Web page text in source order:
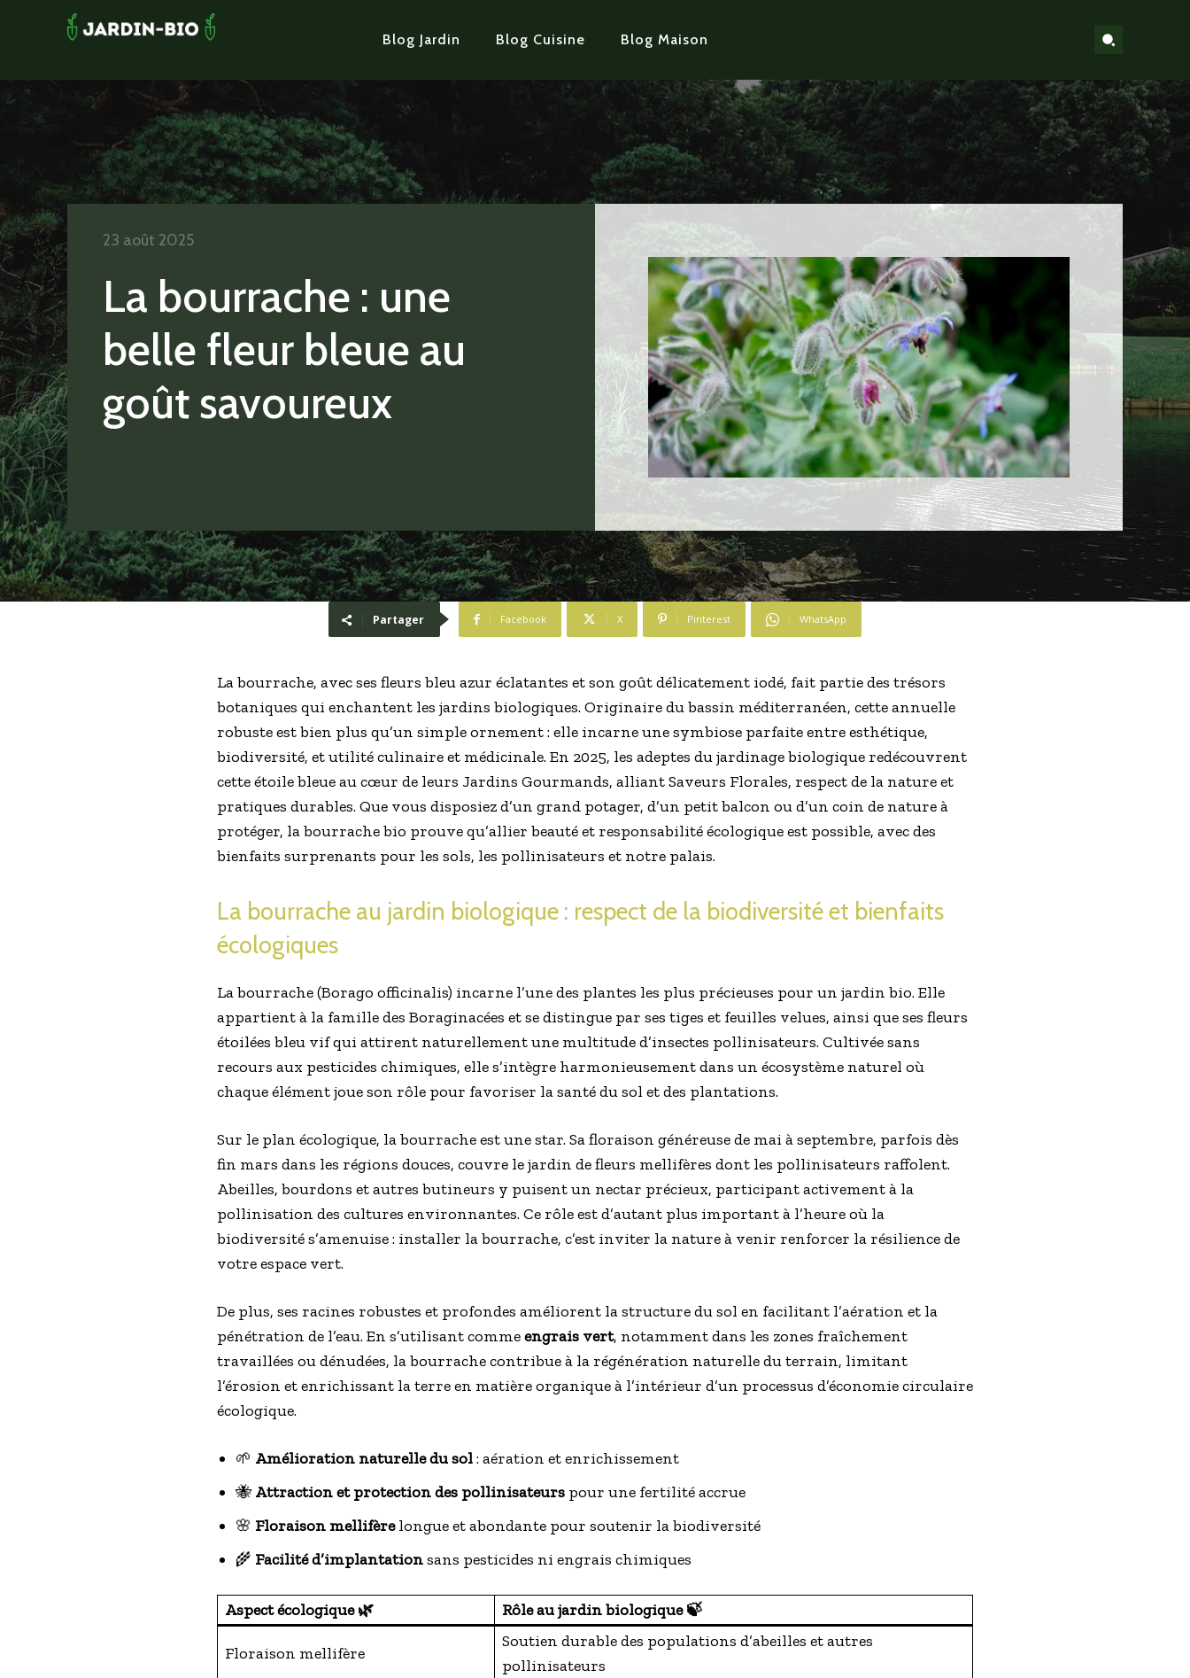
Blog Jardin Blog Cuisine Blog Maison
La bourrache : une
belle fleur bleue au
goût savoureux
23 août 2025
Partager Facebook X Pinterest WhatsApp
La bourrache, avec ses fleurs bleu azur éclatantes et son goût délicatement iodé, fait partie des trésors
botaniques qui enchantent les jardins biologiques. Originaire du bassin méditerranéen, cette annuelle
robuste est bien plus qu’un simple ornement : elle incarne une symbiose parfaite entre esthétique,
biodiversité, et utilité culinaire et médicinale. En 2025, les adeptes du jardinage biologique redécouvrent
cette étoile bleue au cœur de leurs Jardins Gourmands, alliant Saveurs Florales, respect de la nature et
pratiques durables. Que vous disposiez d’un grand potager, d’un petit balcon ou d’un coin de nature à
protéger, la bourrache bio prouve qu’allier beauté et responsabilité écologique est possible, avec des
bienfaits surprenants pour les sols, les pollinisateurs et notre palais.
La bourrache au jardin biologique : respect de la biodiversité et bienfaits
écologiques
La bourrache (Borago officinalis) incarne l’une des plantes les plus précieuses pour un jardin bio. Elle
appartient à la famille des Boraginacées et se distingue par ses tiges et feuilles velues, ainsi que ses fleurs
étoilées bleu vif qui attirent naturellement une multitude d’insectes pollinisateurs. Cultivée sans
recours aux pesticides chimiques, elle s’intègre harmonieusement dans un écosystème naturel où
chaque élément joue son rôle pour favoriser la santé du sol et des plantations.
Sur le plan écologique, la bourrache est une star. Sa floraison généreuse de mai à septembre, parfois dès
fin mars dans les régions douces, couvre le jardin de fleurs mellifères dont les pollinisateurs raffolent.
Abeilles, bourdons et autres butineurs y puisent un nectar précieux, participant activement à la
pollinisation des cultures environnantes. Ce rôle est d’autant plus important à l’heure où la
biodiversité s’amenuise : installer la bourrache, c’est inviter la nature à venir renforcer la résilience de
votre espace vert.
De plus, ses racines robustes et profondes améliorent la structure du sol en facilitant l’aération et la
pénétration de l’eau. En s’utilisant commeengrais vert, notamment dans les zones fraîchement
travaillées ou dénudées, la bourrache contribue à la régénération naturelle du terrain, limitant
l’érosion et enrichissant la terre en matière organique à l’intérieur d’un processus d’économie circulaire
écologique.
🌱 Amélioration naturelle du sol: aération et enrichissement
🐝 Attraction et protection des pollinisateurspour une fertilité accrue
🌸 Floraison mellifèrelongue et abondante pour soutenir la biodiversité
🌾 Facilité d’implantationsans pesticides ni engrais chimiques
Aspect écologique 🌿 Rôle au jardin biologique 🍃
Floraison mellifère
Soutien durable des populations d’abeilles et autres
pollinisateurs